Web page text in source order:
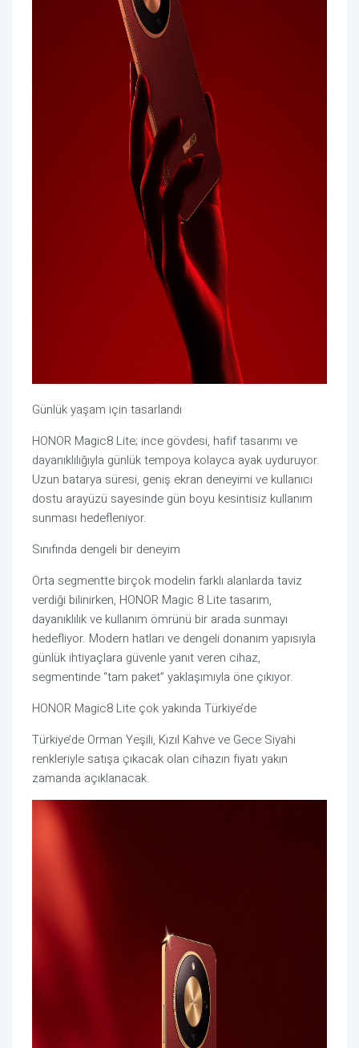
Günlük yaşam için tasarlandı
HONOR Magic8 Lite; ince gövdesi, hafif tasarımı ve
dayanıklılığıyla günlük tempoya kolayca ayak uyduruyor.
Uzun batarya süresi, geniş ekran deneyimi ve kullanıcı
dostu arayüzü sayesinde gün boyu kesintisiz kullanım
sunması hedefleniyor.
Sınıfında dengeli bir deneyim
Orta segmentte birçok modelin farklı alanlarda taviz
verdiği bilinirken, HONOR Magic 8 Lite tasarım,
dayanıklılık ve kullanım ömrünü bir arada sunmayı
hedefliyor. Modern hatları ve dengeli donanım yapısıyla
günlük ihtiyaçlara güvenle yanıt veren cihaz,
segmentinde “tam paket” yaklaşımıyla öne çıkıyor.
HONOR Magic8 Lite çok yakında Türkiye’de
Türkiye’de Orman Yeşili, Kızıl Kahve ve Gece Siyahi
renkleriyle satışa çıkacak olan cihazın fiyatı yakın
zamanda açıklanacak.